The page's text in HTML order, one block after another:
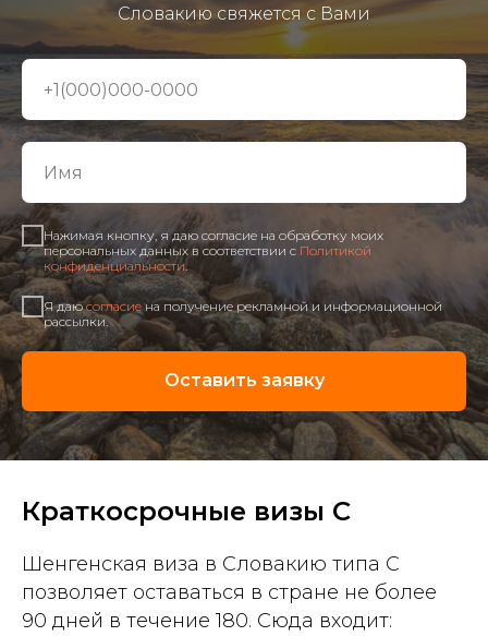
Словакию свяжется с Вами
Нажимая кнопку, я даю согласие на обработку моих
персональных данных в соответствии с Политикой
конфиденциальности.
Я даюсогласие на получение рекламной и информационной
рассылки.
Оставить заявку
Краткосрочные визы C
Шенгенская виза в Словакию типа C
позволяет оставаться в стране не более
90 дней в течение 180. Сюда входит: